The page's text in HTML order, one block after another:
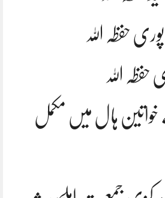
حفظہ اللہ
اللہ
ہال میں مکمل